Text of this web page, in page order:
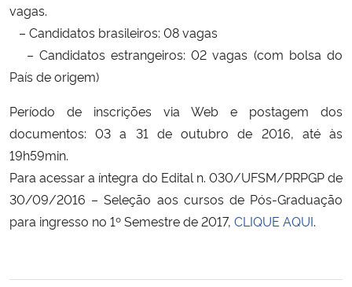
Controladoria-Geral da União
Ministério da Mulher, da Família e dos Direitos Humanos
Gabinete de Segurança Institucional
Advocacia-Geral da União
vagas.
– Candidatos brasileiros: 08 vagas
– Candidatos estrangeiros: 02 vagas (com bolsa do
País de origem)
Período de inscrições via Web e postagem dos
documentos: 03 a 31 de outubro de 2016, até às
19h59min.
Para acessar a íntegra do Edital n. 030/UFSM/PRPGP de
30/09/2016 – Seleção aos cursos de Pós-Graduação
para ingresso no 1º Semestre de 2017, CLIQUE AQUI.